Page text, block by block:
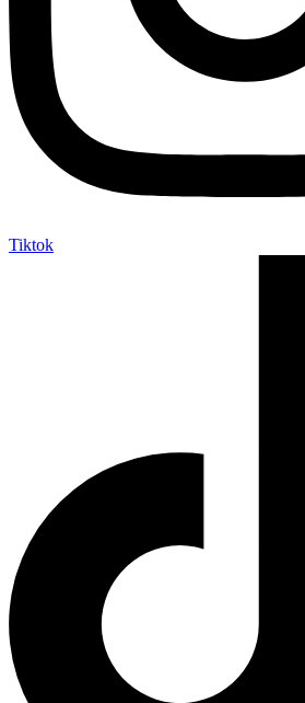
Tiktok